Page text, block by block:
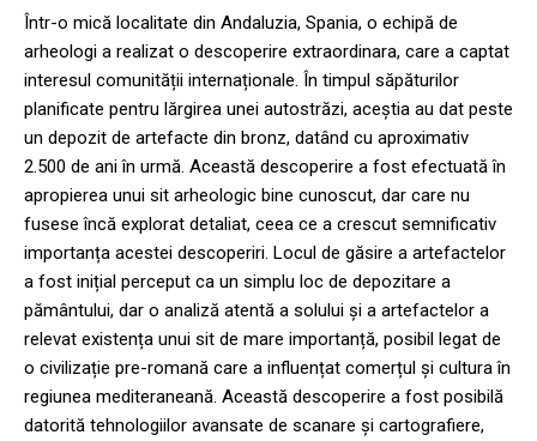
Într-o mică localitate din Andaluzia, Spania, o echipă de
arheologi a realizat o descoperire extraordinara, care a captat
interesul comunității internaționale. În timpul săpăturilor
planificate pentru lărgirea unei autostrăzi, aceștia au dat peste
un depozit de artefacte din bronz, datând cu aproximativ
2.500 de ani în urmă. Această descoperire a fost efectuată în
apropierea unui sit arheologic bine cunoscut, dar care nu
fusese încă explorat detaliat, ceea ce a crescut semnificativ
importanța acestei descoperiri. Locul de găsire a artefactelor
a fost inițial perceput ca un simplu loc de depozitare a
pământului, dar o analiză atentă a solului și a artefactelor a
relevat existența unui sit de mare importanță, posibil legat de
o civilizație pre-romană care a influențat comerțul și cultura în
regiunea mediteraneană. Această descoperire a fost posibilă
datorită tehnologiilor avansate de scanare și cartografiere,